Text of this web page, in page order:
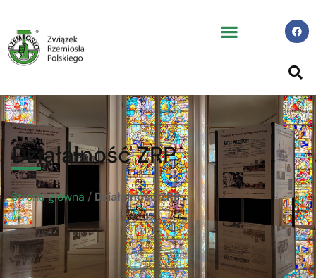
Działalność ZRP
Strona główna / Działalność ZRP